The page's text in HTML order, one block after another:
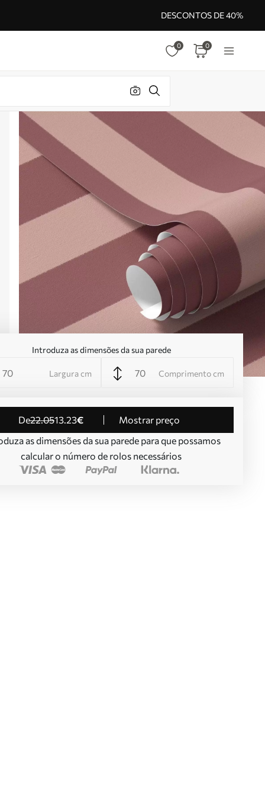
DESCONTOS DE 40%
0 0
Introduza as dimensões da sua parede
Largura cm Comprimento cm
de22.0513.23€
Mostrar preço
as dimensões da sua parede para que possamos
calcular o número de rolos necessários